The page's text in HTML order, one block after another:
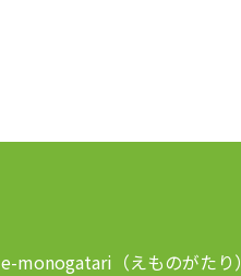
e-monogatari（えものがたり）